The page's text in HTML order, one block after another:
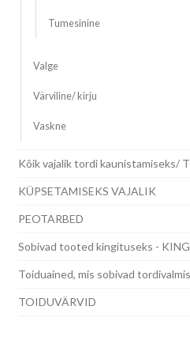
Tumesinine
Valge
Värviline/ kirju
Vaskne
Kõik vajalik tordi kaunistamiseks/
KÜPSETAMISEKS VAJALIK
PEOTARBED
Sobivad tooted kingituseks -
Toiduained, mis sobivad
TOIDUVÄRVID